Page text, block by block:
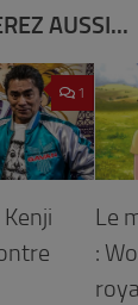
AUSSI...
1
Le
: